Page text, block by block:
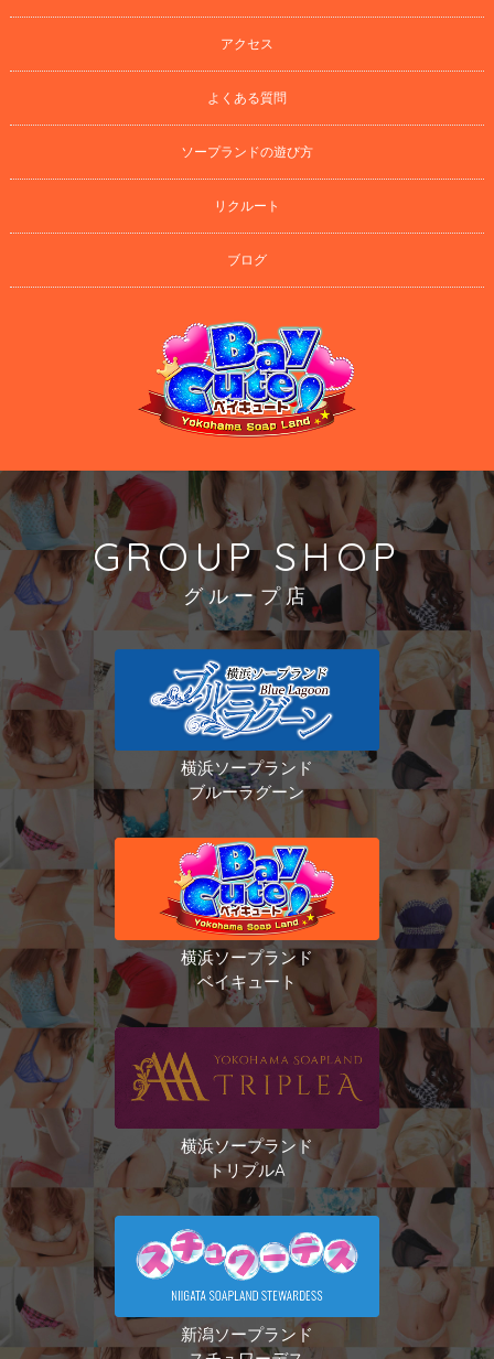
アクセス
よくある質問
ソープランドの遊び方
リクルート
ブログ
GROUP SHOP
グループ店
横浜ソープランド
ブルーラグーン
横浜ソープランド
ベイキュート
横浜ソープランド
トリプルA
新潟ソープランド